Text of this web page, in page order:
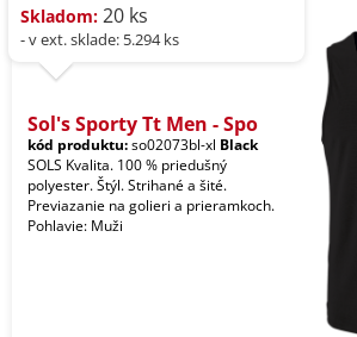
Skladom: 20 ks
- v ext. sklade: 5.294 ks
Sol's Sporty Tt Men - Spo
kód produktu:so02073bl-xl Black
SOLS Kvalita. 100 % priedušný
polyester. Štýl. Strihané a šité.
Previazanie na golieri a prieramkoch.
Pohlavie: Muži